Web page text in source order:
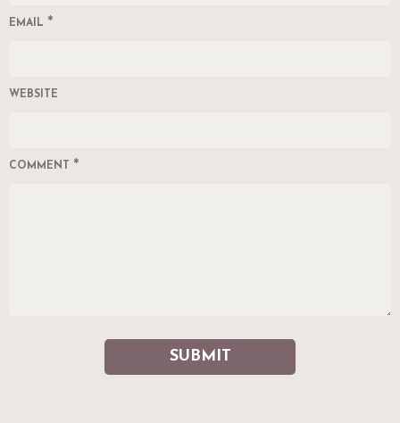
EMAIL *
WEBSITE
COMMENT *